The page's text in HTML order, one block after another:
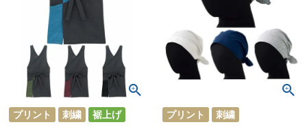
プリント 刺繍 裾上げ プリント 刺繍